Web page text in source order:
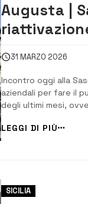
Augusta |
Femca
in corso
31 MARZO 2026
Incontro oggi alla
aziendali per fare il
degli ultimi mesi,
com’è noto, risulta
emerso un elemento
un […]...
LEGGI DI PIÙ
SICILIA